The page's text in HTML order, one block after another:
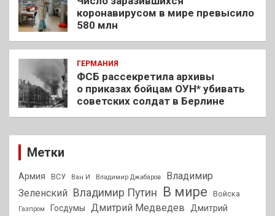
коронавирусом в мире превысило
580 млн
ГЕРМАНИЯ
ФСБ рассекретила архивы
о приказах бойцам ОУН* убивать
советских солдат в Берлине
Метки
Армия ВСУ Ван И Владимир Джабаров
Владимир
Зеленский
Владимир Путин В мире Войска
Газпром Госдумы Дмитрий Медведев Дмитрий